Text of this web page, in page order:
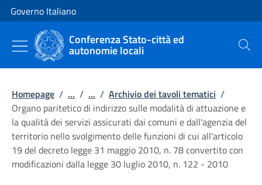
Vai al contenuto
Vai alla navigazione del sito
Governo Italiano
Conferenza Stato-città ed
autonomie locali Cerca
Homepage / ... / ... / Archivio dei tavoli tematici /
Organo paritetico di indirizzo sulle modalità di attuazione e
la qualità dei servizi assicurati dai comuni e dall'agenzia del
territorio nello svolgimento delle funzioni di cui all'articolo
19 del decreto legge 31 maggio 2010, n. 78 convertito con
modificazioni dalla legge 30 luglio 2010, n. 122 - 2010